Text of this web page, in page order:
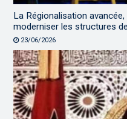
La Régionalisation
moderniser les structures
23/06/2026